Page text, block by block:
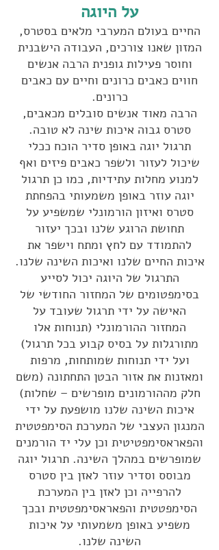
על היוגה
החיים בעולם המערבי מלאים בסטרס,
המזון שאנו צורכים, העבודה הישבנית
וחוסר פעילות גופנית הרבה אנשים
חווים כאבים כרונים וחיים עם כאבים
כרונים.
הרבה מאוד אנשים סובלים מכאבים,
סטרס גבוה איכות שינה לא טובה.
תרגול יוגה באופן סדיר הוכח ככלי
שיכול לעזור ולשפר כאבים פיזים ואף
למנוע מחלות עתידיות, כמו כן תרגול
יוגה עוזר באופן משמעותי בהפחתת
סטרס ואיזון הורמונלי שמשפיע על
תחושת הרוגע שלנו ובכך יעזור
להתמודד עם לחץ ומתח וישפר את
איכות החיים שלנו ואיכות השינה שלנו.
התרגול של היוגה יכול לסייע
בסימפטומים של המחזור החודשי של
האישה על ידי תרגול שעובד על
המחזור ההורמונלי (תנוחות אלו
מתורגלות על בסיס קבוע בכל תרגול)
ועל ידי תנוחות שמותחות, מרפות
ומאזנות את אזור הבטן התחתונה (משם
חלק מההורמונים מופרשים – שחלות)
איכות השינה שלנו מושפעת על ידי
המנגון העצבי של המערכת הסימפטטית
והפאראסימפטיטית וכן עלי יד הורמנים
שמופרשים במהלך השינה. תרגול יוגה
מבוסס וסדיר עוזר לאזן בין סטרס
להרפייה וכן לאזן בין המערכת
הסימפטטית והפאראסימפטטית ובכך
משפיע באופן משמעותי על איכות
השינה שלנו.